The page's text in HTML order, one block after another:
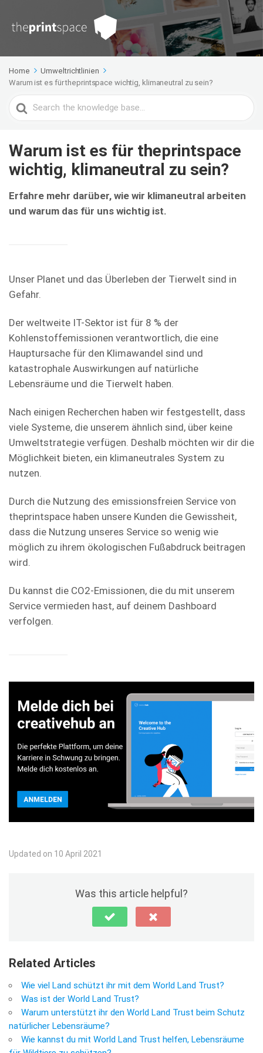
Home
Umweltrichtlinien
Warum ist es für theprintspace wichtig, klimaneutral zu sein?
Search
For
Warum ist es für theprintspace
wichtig, klimaneutral zu sein?
Erfahre mehr darüber, wie wir klimaneutral arbeiten
und warum das für uns wichtig ist.
Unser Planet und das Überleben der Tierwelt sind in
Gefahr.
Der weltweite IT-Sektor ist für 8 % der
Kohlenstoffemissionen verantwortlich, die eine
Hauptursache für den Klimawandel sind und
katastrophale Auswirkungen auf natürliche
Lebensräume und die Tierwelt haben.
Nach einigen Recherchen haben wir festgestellt, dass
viele Systeme, die unserem ähnlich sind, über keine
Umweltstrategie verfügen. Deshalb möchten wir dir die
Möglichkeit bieten, ein klimaneutrales System zu
nutzen.
Durch die Nutzung des emissionsfreien Service von
theprintspace haben unsere Kunden die Gewissheit,
dass die Nutzung unseres Service so wenig wie
möglich zu ihrem ökologischen Fußabdruck beitragen
wird.
Du kannst die CO2-Emissionen, die du mit unserem
Service vermieden hast, auf deinem Dashboard
verfolgen.
Updated on 10 April 2021
Was this article helpful?
Related Articles
Wie viel Land schützt ihr mit dem World Land Trust?
Was ist der World Land Trust?
Warum unterstützt ihr den World Land Trust beim Schutz
natürlicher Lebensräume?
Wie kannst du mit World Land Trust helfen, Lebensräume